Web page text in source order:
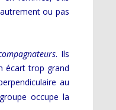
ou pas
. Ils
écart trop grand
au
occupe la